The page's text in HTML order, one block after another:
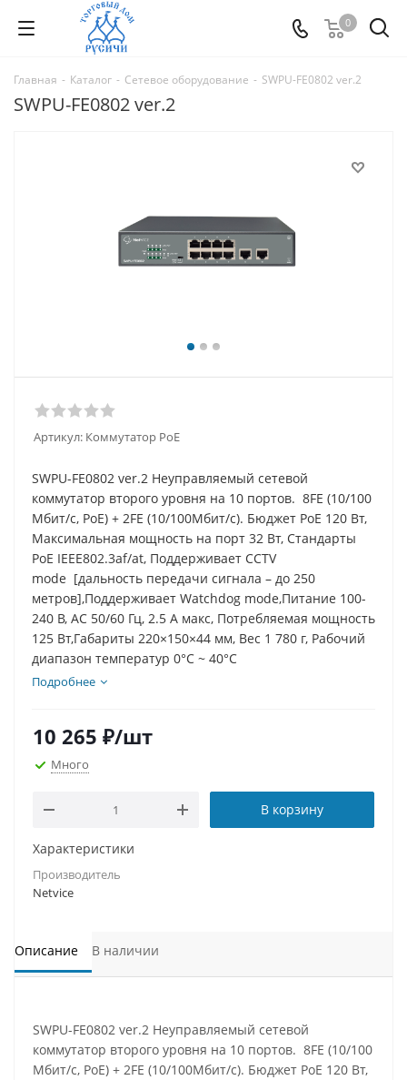
0
Главная - Каталог - Сетевое оборудование - SWPU-FE0802 ver.2
SWPU-FE0802 ver.2
Артикул: Коммутатор PoE
SWPU-FE0802 ver.2 Неуправляемый сетевой
коммутатор второго уровня на 10 портов. 8FE (10/100
Мбит/с, PoE) + 2FE (10/100Мбит/с). Бюджет PoE 120 Вт,
Максимальная мощность на порт 32 Вт, Стандарты
PoE IEEE802.3af/at, Поддерживает CCTV
mode [дальность передачи сигнала – до 250
метров],Поддерживает Watchdog mode,Питание 100-
240 В, AC 50/60 Гц, 2.5 A макс, Потребляемая мощность
125 Вт,Габариты 220×150×44 мм, Вес 1 780 г, Рабочий
диапазон температур 0°C ~ 40°C
Подробнее
10 265 ₽/шт
Много
В корзину
Характеристики
Производитель
Netvice
Описание В наличии
SWPU-FE0802 ver.2 Неуправляемый сетевой
коммутатор второго уровня на 10 портов. 8FE (10/100
Мбит/с, PoE) + 2FE (10/100Мбит/с). Бюджет PoE 120 Вт,